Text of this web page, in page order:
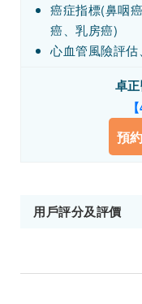
癌症指標(鼻咽
癌、乳房癌)
心血管風險評
卓
預
用戶評分及評價